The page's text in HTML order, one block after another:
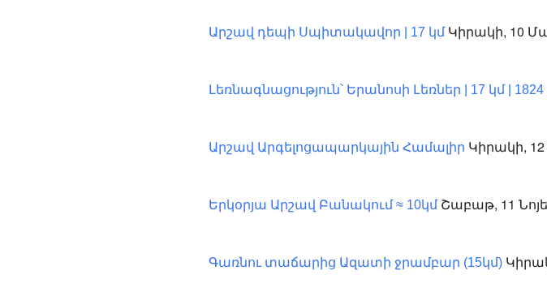
Արշավ դեպի Սպիտակավոր | 17 կմԿիրակի, 10
Լեռնագնացություն՝ Երանոսի Լեռներ | 17 կմ | 1824
Արշավ Արգելոցապարկային Համալիր Կիրակի, 12
Երկօրյա Արշավ Բանակում ≈ 10կմՇաբաթ, 11
Գառնու տաճարից Ազատի ջրամբար (15կմ)